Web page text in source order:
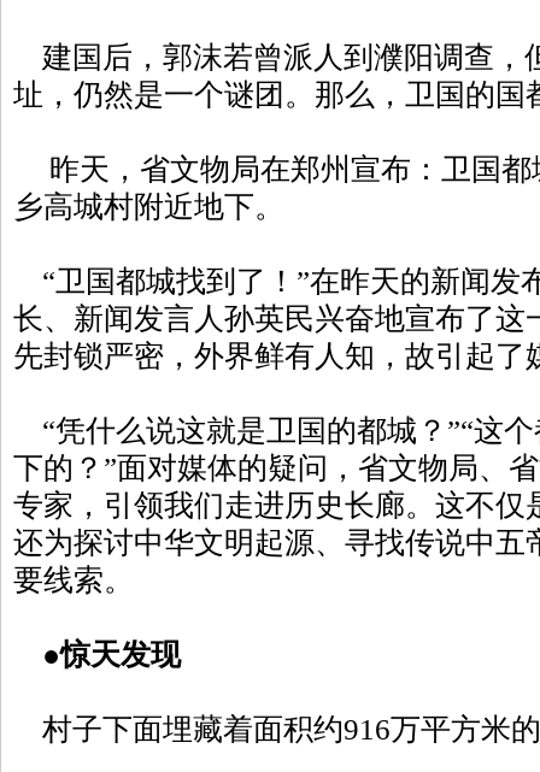
建国后，郭沫若曾派人到濮阳调查，
址，仍然是一个谜团。那么，卫国的国
昨天，省文物局在郑州宣布：卫国都
乡高城村附近地下。
“卫国都城找到了！”在昨天的新闻发
长、新闻发言人孙英民兴奋地宣布了这
先封锁严密，外界鲜有人知，故引起了
“凭什么说这就是卫国的都城？”“这
下的？”面对媒体的疑问，省文物局、
专家，引领我们走进历史长廊。这不仅
还为探讨中华文明起源、寻找传说中五
要线索。
●惊天发现
村子下面埋藏着面积约916万平方米